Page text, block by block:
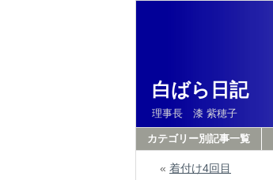
白ばら日記
理事長 漆 紫穂子
カテゴリー別記事一覧
« 着付け4回目